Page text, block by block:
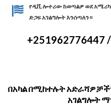
የዲቪ ሎተሪው ከወጣልዎ ወደ
ድጋፍ አገልግሎት እንሰጣለን።
+251962776447
በአካል በሚከተሉት
አገልግሎት